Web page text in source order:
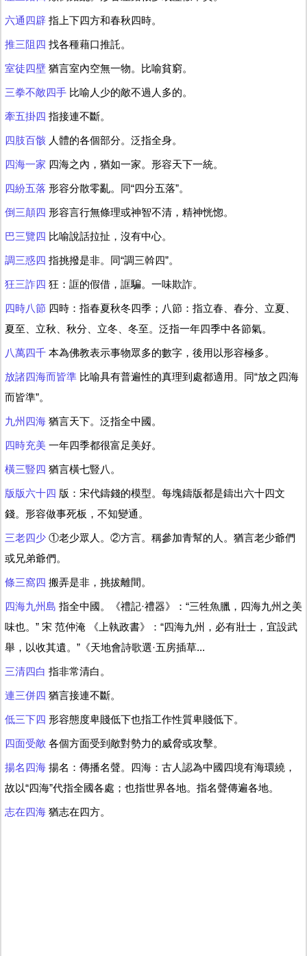
六通四辟 指上下四方和春秋四時。
推三阻四 找各種藉口推託。
室徒四壁 猶言室內空無一物。比喻貧窮。
三拳不敵四手 比喻人少的敵不過人多的。
牽五掛四 指接連不斷。
四肢百骸 人體的各個部分。泛指全身。
四海一家 四海之內，猶如一家。形容天下一統。
四紛五落 形容分散零亂。同“四分五落”。
倒三顛四 形容言行無條理或神智不清，精神恍惚。
巴三覽四 比喻說話拉扯，沒有中心。
調三惑四 指挑撥是非。同“調三斡四”。
狂三詐四 狂：誆的假借，誆騙。一味欺詐。
四時八節 四時：指春夏秋冬四季；八節：指立春、春分、立夏、
夏至、立秋、秋分、立冬、冬至。泛指一年四季中各節氣。
八萬四千 本為佛教表示事物眾多的數字，後用以形容極多。
放諸四海而皆準 比喻具有普遍性的真理到處都適用。同“放之四海
而皆準”。
九州四海 猶言天下。泛指全中國。
四時充美 一年四季都很富足美好。
橫三豎四 猶言橫七豎八。
版版六十四 版：宋代鑄錢的模型。每塊鑄版都是鑄出六十四文
錢。形容做事死板，不知變通。
三老四少 ①老少眾人。②方言。稱參加青幫的人。猶言老少爺們
或兄弟爺們。
條三窩四 搬弄是非，挑拔離間。
四海九州島 指全中國。《禮記·禮器》：“三牲魚臘，四海九州之美
味也。” 宋 范仲淹 《上執政書》：“四海九州，必有壯士，宜設武
舉，以收其遺。”《天地會詩歌選·五房插草...
三清四白 指非常清白。
連三併四 猶言接連不斷。
低三下四 形容態度卑賤低下也指工作性質卑賤低下。
四面受敵 各個方面受到敵對勢力的威脅或攻擊。
揚名四海 揚名：傳播名聲。四海：古人認為中國四境有海環繞，
故以“四海”代指全國各處；也指世界各地。指名聲傳遍各地。
志在四海 猶志在四方。